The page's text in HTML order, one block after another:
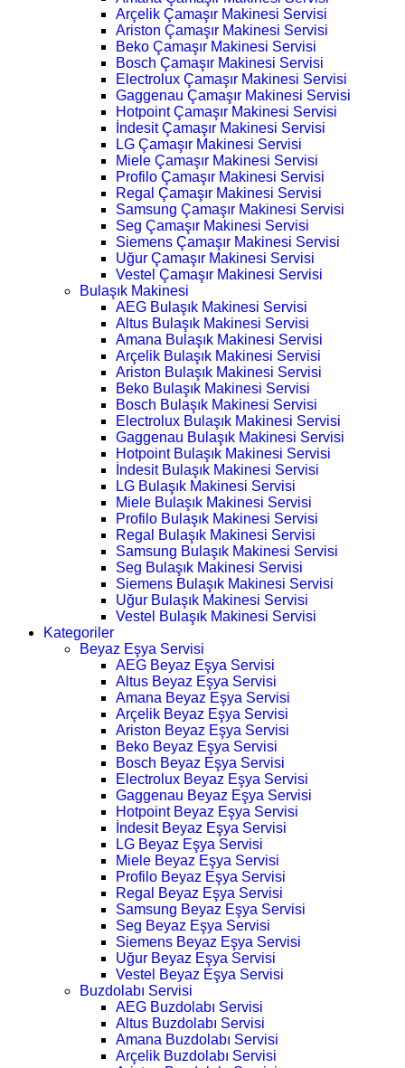
Arçelik Çamaşır Makinesi Servisi
Ariston Çamaşır Makinesi Servisi
Beko Çamaşır Makinesi Servisi
Bosch Çamaşır Makinesi Servisi
Electrolux Çamaşır Makinesi Servisi
Gaggenau Çamaşır Makinesi Servisi
Hotpoint Çamaşır Makinesi Servisi
İndesit Çamaşır Makinesi Servisi
LG Çamaşır Makinesi Servisi
Miele Çamaşır Makinesi Servisi
Profilo Çamaşır Makinesi Servisi
Regal Çamaşır Makinesi Servisi
Samsung Çamaşır Makinesi Servisi
Seg Çamaşır Makinesi Servisi
Siemens Çamaşır Makinesi Servisi
Uğur Çamaşır Makinesi Servisi
Vestel Çamaşır Makinesi Servisi
Bulaşık Makinesi
AEG Bulaşık Makinesi Servisi
Altus Bulaşık Makinesi Servisi
Amana Bulaşık Makinesi Servisi
Arçelik Bulaşık Makinesi Servisi
Ariston Bulaşık Makinesi Servisi
Beko Bulaşık Makinesi Servisi
Bosch Bulaşık Makinesi Servisi
Electrolux Bulaşık Makinesi Servisi
Gaggenau Bulaşık Makinesi Servisi
Hotpoint Bulaşık Makinesi Servisi
İndesit Bulaşık Makinesi Servisi
LG Bulaşık Makinesi Servisi
Miele Bulaşık Makinesi Servisi
Profilo Bulaşık Makinesi Servisi
Regal Bulaşık Makinesi Servisi
Samsung Bulaşık Makinesi Servisi
Seg Bulaşık Makinesi Servisi
Siemens Bulaşık Makinesi Servisi
Uğur Bulaşık Makinesi Servisi
Vestel Bulaşık Makinesi Servisi
Kategoriler
Beyaz Eşya Servisi
AEG Beyaz Eşya Servisi
Altus Beyaz Eşya Servisi
Amana Beyaz Eşya Servisi
Arçelik Beyaz Eşya Servisi
Ariston Beyaz Eşya Servisi
Beko Beyaz Eşya Servisi
Bosch Beyaz Eşya Servisi
Electrolux Beyaz Eşya Servisi
Gaggenau Beyaz Eşya Servisi
Hotpoint Beyaz Eşya Servisi
İndesit Beyaz Eşya Servisi
LG Beyaz Eşya Servisi
Miele Beyaz Eşya Servisi
Profilo Beyaz Eşya Servisi
Regal Beyaz Eşya Servisi
Samsung Beyaz Eşya Servisi
Seg Beyaz Eşya Servisi
Siemens Beyaz Eşya Servisi
Uğur Beyaz Eşya Servisi
Vestel Beyaz Eşya Servisi
Buzdolabı Servisi
AEG Buzdolabı Servisi
Altus Buzdolabı Servisi
Amana Buzdolabı Servisi
Arçelik Buzdolabı Servisi